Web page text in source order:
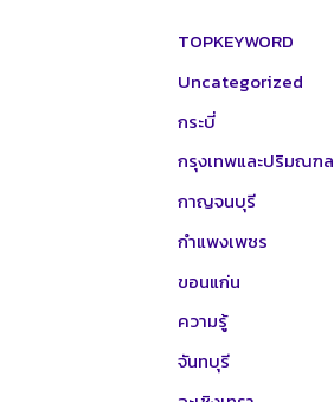
TOPKEYWORD
Uncategorized
กระบี่
กรุงเทพและปริมณฑล
กาญจนบุรี
กำแพงเพชร
ขอนแก่น
ความรู้
จันทบุรี